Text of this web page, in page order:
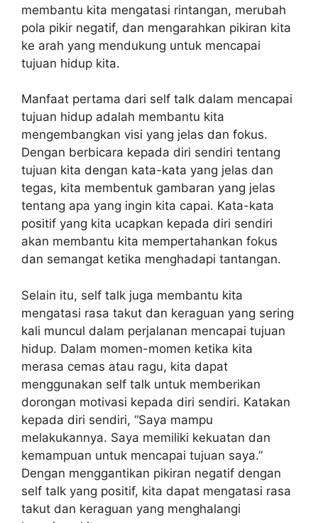
membantu kita mengatasi rintangan, merubah
pola pikir negatif, dan mengarahkan pikiran kita
ke arah yang mendukung untuk mencapai
tujuan hidup kita.
Manfaat pertama dari self talk dalam mencapai
tujuan hidup adalah membantu kita
mengembangkan visi yang jelas dan fokus.
Dengan berbicara kepada diri sendiri tentang
tujuan kita dengan kata-kata yang jelas dan
tegas, kita membentuk gambaran yang jelas
tentang apa yang ingin kita capai. Kata-kata
positif yang kita ucapkan kepada diri sendiri
akan membantu kita mempertahankan fokus
dan semangat ketika menghadapi tantangan.
Selain itu, self talk juga membantu kita
mengatasi rasa takut dan keraguan yang sering
kali muncul dalam perjalanan mencapai tujuan
hidup. Dalam momen-momen ketika kita
merasa cemas atau ragu, kita dapat
menggunakan self talk untuk memberikan
dorongan motivasi kepada diri sendiri. Katakan
kepada diri sendiri, “Saya mampu
melakukannya. Saya memiliki kekuatan dan
kemampuan untuk mencapai tujuan saya.”
Dengan menggantikan pikiran negatif dengan
self talk yang positif, kita dapat mengatasi rasa
takut dan keraguan yang menghalangi